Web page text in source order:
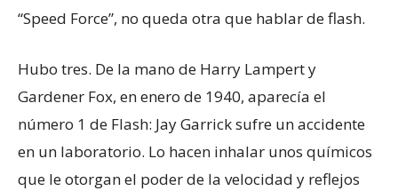
“Speed Force”, no queda otra que hablar de flash.
Hubo tres. De la mano de Harry Lampert y
Gardener Fox, en enero de 1940, aparecía el
número 1 de Flash: Jay Garrick sufre un accidente
en un laboratorio. Lo hacen inhalar unos químicos
que le otorgan el poder de la velocidad y reflejos